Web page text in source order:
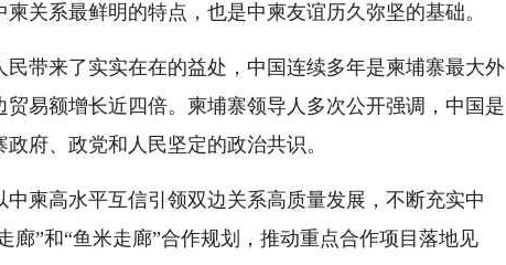
关系最鲜明的特点，也是中柬友谊历久弥坚的基础。
带来了实实在在的益处，中国连续多年是柬埔寨最大外
易额增长近四倍。柬埔寨领导人多次公开强调，中国是
府、政党和人民坚定的政治共识。
柬高水平互信引领双边关系高质量发展，不断充实中
廊”和“鱼米走廊”合作规划，推动重点合作项目落地见